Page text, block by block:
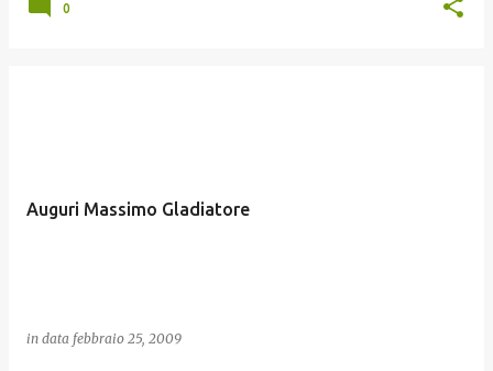
0
Auguri Massimo Gladiatore
in data febbraio 25, 2009